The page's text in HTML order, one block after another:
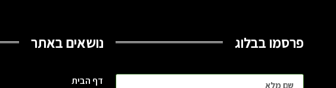
פרסמו בבלוג נושאים באתר
דף הבית